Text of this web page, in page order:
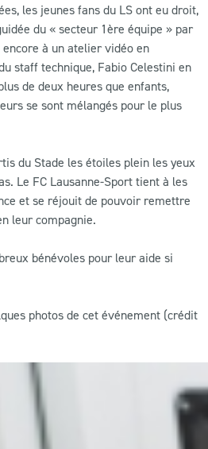
les jeunes fans du LS ont eu droit,
du « secteur 1ère équipe » par
à un atelier vidéo en
staff technique, Fabio Celestini en
de deux heures que enfants,
se sont mélangés pour le plus
du Stade les étoiles plein les yeux
Le FC Lausanne-Sport tient à les
et se réjouit de pouvoir remettre
leur compagnie.
bénévoles pour leur aide si
photos de cet événement (crédit